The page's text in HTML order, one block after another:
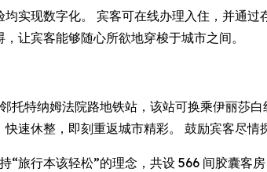
均实现数字化。 宾客可在线办理入住，并通
让宾客能够随心所欲地穿梭于城市之间。
特纳姆法院路地铁站，该站可换乘伊丽莎
速休整，即刻重返城市精彩。 鼓励宾客尽情
旅行本该轻松”的理念，共设 566 间胶囊客房